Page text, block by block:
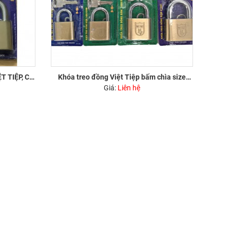
TIỆP, CÓ
015xx,
Khóa treo đồng Việt Tiệp bấm chìa size
40mm, 50mm, 60mm (014xx, 015xx, 016xx)
Giá: Liên hệ